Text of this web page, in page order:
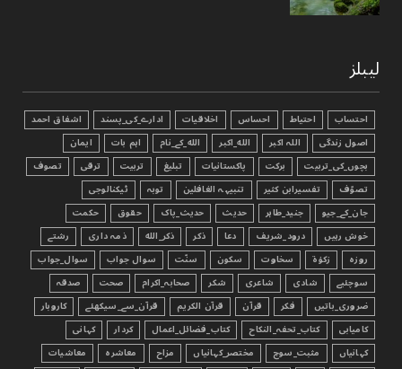
لیبلز
احتساب احتیاط احساس اخلاقیات ادارے_کی_پسند
اشفاق احمد
اصول زندگی
اللہ اکبر الله_اکبر الله_کے_نام اہم بات
ایمان
بچوں_کی_تربیت
برکت پاکستانیات تبليغ تربیت ترقی
تصوف
تصوّف
تفسیرابن کثیر تنبیہہ الغافلین توبہ
ٹیکنالوجی
جان_کے_جیو
جنید_طاہر حدیث حدیث_پاک حقوق
حکمت
خوش رہیں
درود_شریف دعا ذکر ذکر_الله ذمہ داری
رشتے
روزہ
زکوٰۃ سخاوت سکون سنّت سوال جواب
سوال_جواب
سوچئیے
شادی شاعری شکر صحابہ_اکرام صحت
صدقہ
ضروری_باتیں
فکر قرآن قرآن الکریم قرآن_سے_سیکھئے
کاروبار
کامیابی
کتاب_تحفہ_النکاح کتاب_فضائل_اعمال کردار
کہانی
کہانیاں
مثبت_سوچ مختصر_کہانیاں مزاح معاشرہ
معاشیات